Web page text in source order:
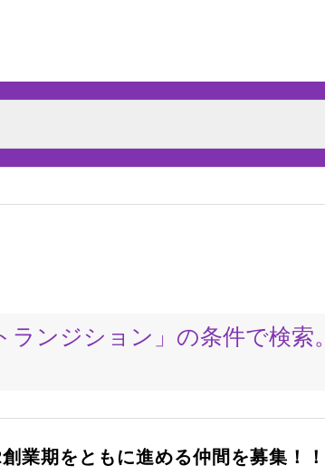
ンジション」の条件で検索。
業期をともに進める仲間を募集！！